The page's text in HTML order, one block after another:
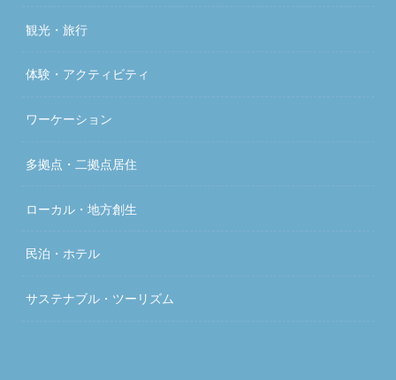
観光・旅行
体験・アクティビティ
ワーケーション
多拠点・二拠点居住
ローカル・地方創生
民泊・ホテル
サステナブル・ツーリズム